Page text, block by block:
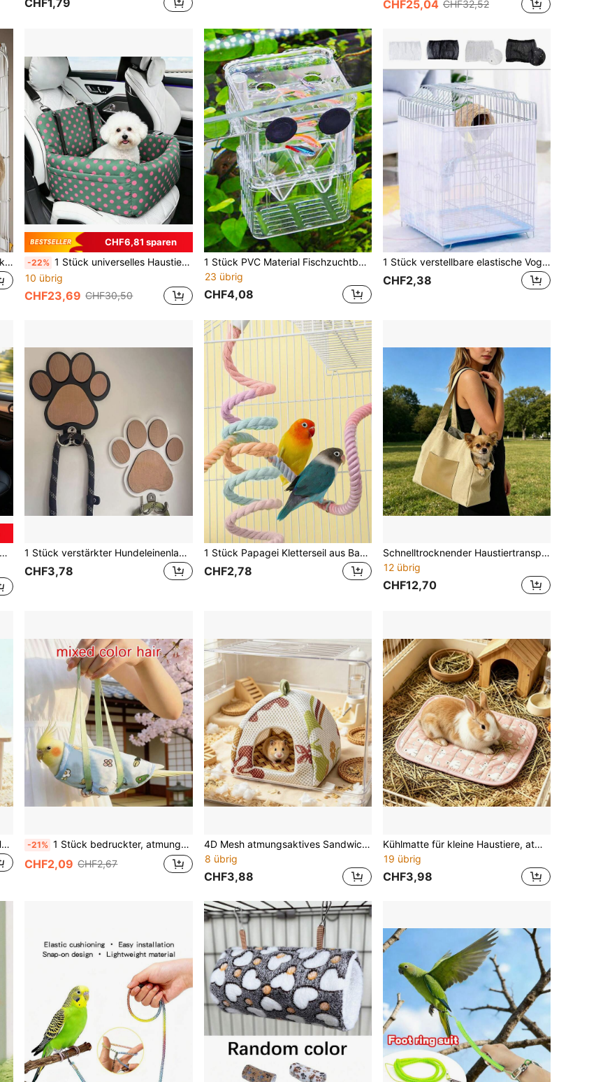
CHF25,04 CHF32,52
1 Stück hängender Papageien-Kokosnuss-Vogelkorb, Kokosnuss-Vogel-Spielzeug, sommerlicher hängender Vogelkorb, geeignet für Papageien, Sittiche, Vogelkäfige, bequemer Vogelkorb, Vogel-Spielzeug
CHF6,81 sparen
-22% 1 Stück universelles Haustier-Autobett-Pad für alle Jahreszeiten, hochwertiges faltbares erhöhtes Haustier-Autobett aus Schaumstoff, wasserdichtes Haustier-Sitzschutz-Pad für Auto und Outdoor-Nutzung
10 übrig
CHF23,69 CHF30,50
1 Stück PVC Material Fischzuchtbox, transparente doppelwandige Fischzuchtisolierbox, Brutkasten Aquarium Laichtank
23 übrig
CHF4,08
1 Stück verstellbare elastische Vogelkäfig Mesh Staubabdeckung, atmungsaktiv, spritzwassergeschützt und federstreuungsresistent, universelle Staubhülle für kleine, mittlere und große Papageienkäfige
CHF2,38
1 Stück verstärkter Hundeleinenlagerungshaken, Hund Pfoten Muster multifunktionaler rustikaler Holzhaken geeignet für Haustierzubehör Lagerung, Handtuch & Kleiderbügel
CHF3,78
1 Stück Papagei Kletterseil aus Baumwolle, Vogel Spielzeug zum Aufhängen im Vogelkäfig, U-förmiges Haustier Spielzeug, Vogelstange, Vogelständer, geeignet für verschiedene Selbstunterhaltungsspielzeuge für Vögel, Zufallsfarbe
CHF2,78
Schnelltrocknender Haustiertransporter mit einer Schulter, tragbarer Pendler-Rucksack für Hunde & Katzen, leichte atmungsaktive faltbare Hundespaziergang-Tragetasche, für die Nutzung im Auto, ganzjährige Haustier-Reise-Outdoor-Tasche
12 übrig
CHF12,70
1 Stück 2-stöckige Plattform für Hamster, Landschaftsgestaltung, Hamster Plattform, Rattan, Kletterholztisch Hamster Spielzeug, geeignet für Kleintiere -21% 1 Stück bedruckter, atmungsaktiver Polyester Papageien-Transportbeutel, auslaufsicher und mit Tragegurt, geeignet für das Tragen verschiedener Vögel Outdoor und den Schutz von Haustieren
CHF2,09 CHF2,67
4D Mesh atmungsaktives Sandwich-Hamster-Kühlhaus, belüftetes Sommer-Verstecknest mit Kühlpad, goldener Hamster-Schlafhütte für kleine Haustiere
8 übrig
CHF3,88
Kühlmatte für kleine Haustiere, atmungsaktive Eisseiden-Sommerauflage, Hitzeschlag-Schutzmatte, geeignet für Kaninchen, Meerschweinchen und Käfigbettung
19 übrig
CHF3,98